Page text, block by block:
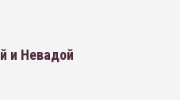
и Невадой